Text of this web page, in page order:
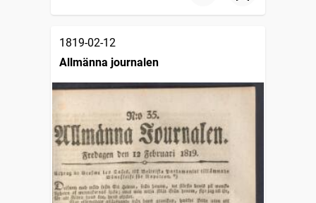
1819-02-12
Allmänna journalen